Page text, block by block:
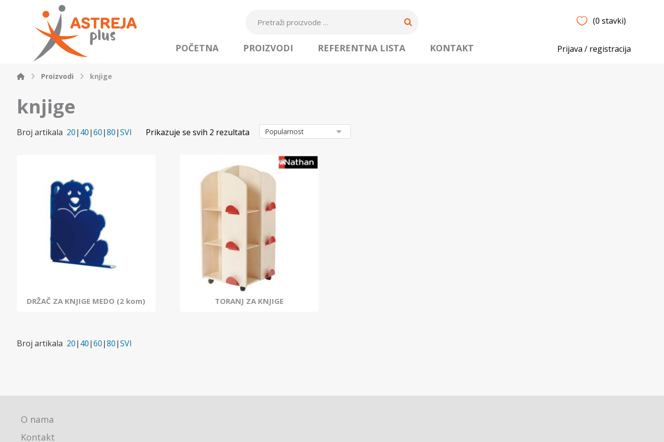
(0 stavki)
Prijava / registracija
POČETNA PROIZVODI REFERENTNA LISTA KONTAKT
Proizvodi knjige
knjige
Broj artikala 20| 40|60|80|SVI Prikazuje se svih 2 rezultata
DRŽAČ ZA KNJIGE MEDO (2 kom) TORANJ ZA KNJIGE
Broj artikala 20| 40|60|80|SVI
O nama
Kontakt